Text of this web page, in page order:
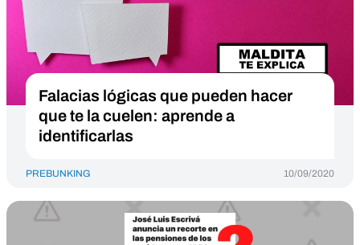
Falacias lógicas que pueden hacer
que te la cuelen: aprende a
identificarlas
PREBUNKING 10/09/2020